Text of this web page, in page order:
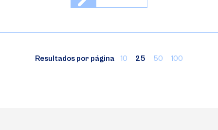
Resultados por página 10 25 50 100